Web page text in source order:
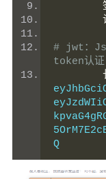
# jwt：
token认证
Q